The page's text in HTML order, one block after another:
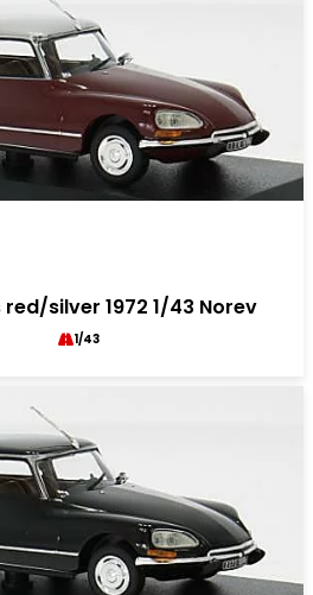
silver 1972 1/43 Norev
1/43